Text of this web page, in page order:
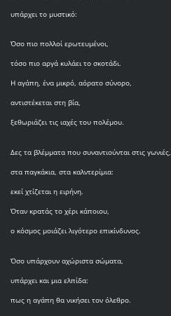
υπάρχει το μυστικό:
Όσο πιο πολλοί ερωτευμένοι,
τόσο πιο αργά κυλάει το σκοτάδι.
Η αγάπη, ένα μικρό, αόρατο σύνορο,
αντιστέκεται στη βία,
ξεθωριάζει τις ιαχές του πολέμου.
Δες τα βλέμματα που συναντιούνται στις γωνιές,
στα παγκάκια, στα καλντερίμια:
εκεί χτίζεται η ειρήνη.
Όταν κρατάς το χέρι κάποιου,
ο κόσμος μοιάζει λιγότερο επικίνδυνος.
Όσο υπάρχουν αχώριστα σώματα,
υπάρχει και μια ελπίδα:
πως η αγάπη θα νικήσει τον όλεθρο.